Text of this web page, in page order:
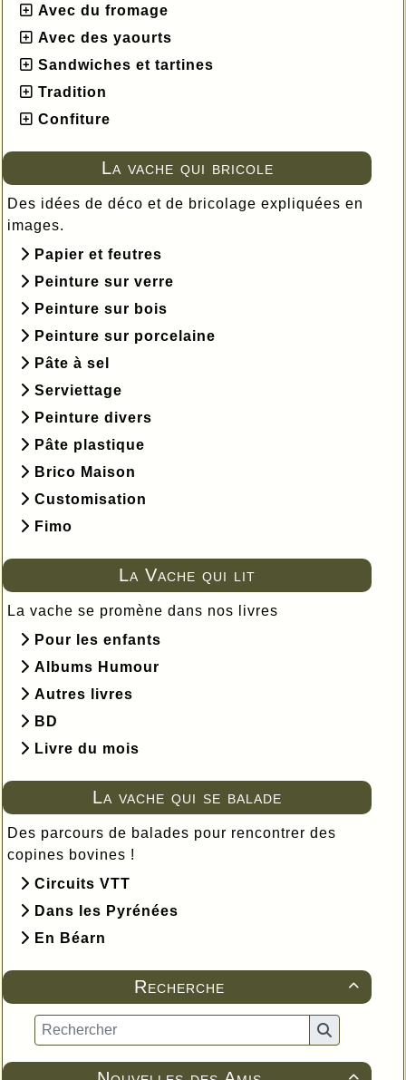
Avec du fromage
Avec des yaourts
Sandwiches et tartines
Tradition
Confiture
La vache qui bricole
Des idées de déco et de bricolage expliquées en
images.
Papier et feutres
Peinture sur verre
Peinture sur bois
Peinture sur porcelaine
Pâte à sel
Serviettage
Peinture divers
Pâte plastique
Brico Maison
Customisation
Fimo
La Vache qui lit
La vache se promène dans nos livres
Pour les enfants
Albums Humour
Autres livres
BD
Livre du mois
La vache qui se balade
Des parcours de balades pour rencontrer des
copines bovines !
Circuits VTT
Dans les Pyrénées
En Béarn

Recherche
